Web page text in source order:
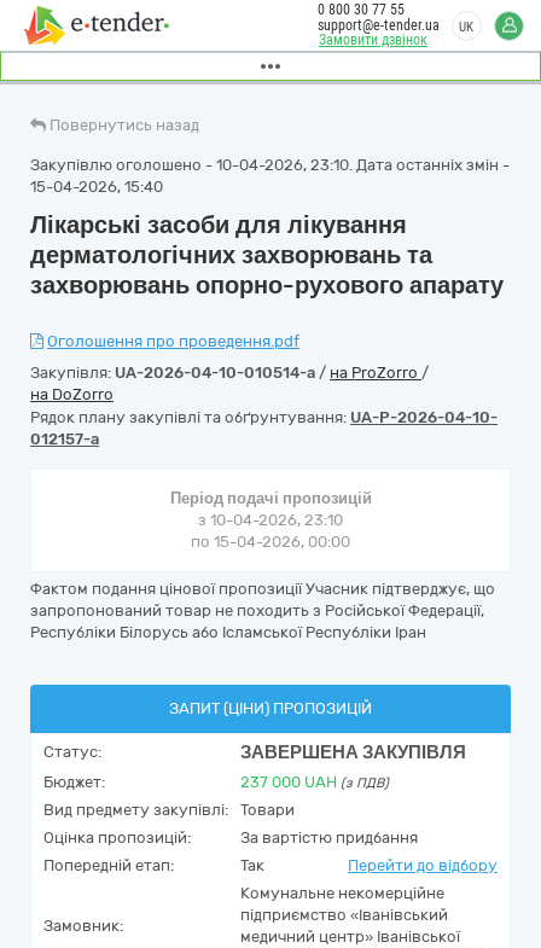
Замовити дзвінок
0 800 30 77 55
support@e-tender.ua
UK
Повернутись назад
Закупівлю оголошено - 10-04-2026, 23:10. Дата останніх змін -
15-04-2026, 15:40
Лікарські засоби для лікування
дерматологічних захворювань та
захворювань опорно-рухового апарату
Оголошення про проведення.pdf
Закупівля: UA-2026-04-10-010514-a / на ProZorro /
на DoZorro
Рядок плану закупівлі та обґрунтування: UA-P-2026-04-10-
012157-a
Період подачі пропозицій
з 10-04-2026, 23:10
по 15-04-2026, 00:00
Фактом подання цінової пропозиції Учасник підтверджує, що
запропонований товар не походить з Російської Федерації,
Республіки Білорусь або Ісламської Республіки Іран
ЗАПИТ (ЦІНИ) ПРОПОЗИЦІЙ
Статус: ЗАВЕРШЕНА ЗАКУПІВЛЯ
Бюджет: 237 000 UAH (з ПДВ)
Вид предмету закупівлі:
Товари
Оцінка пропозицій:
За вартістю придбання
Попередній етап:
Так Перейти до відбору
Замовник:
Комунальне некомерційне
підприємство «Іванівський
медичний центр» Іванівської